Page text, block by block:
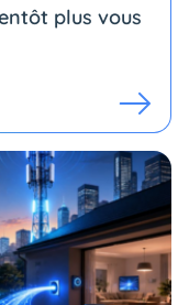
plus vous